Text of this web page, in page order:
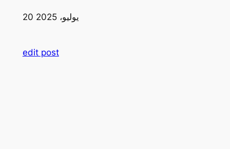
20 يوليو، 2025
edit post